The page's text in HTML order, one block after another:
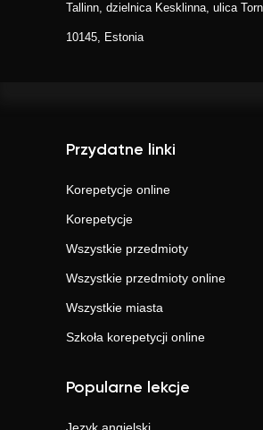
Tallinn, dzielnica Kesklinna, ulica
10145, Estonia
Przydatne linki
Korepetycje online
Korepetycje
Wszystkie przedmioty
Wszystkie przedmioty online
Wszystkie miasta
Szkoła korepetycji online
Popularne lekcje